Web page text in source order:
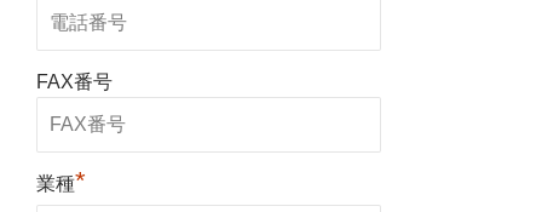
FAX番号
業種*